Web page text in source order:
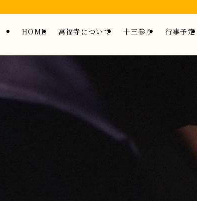
HOME 萬福寺について 十三参り 行事予定